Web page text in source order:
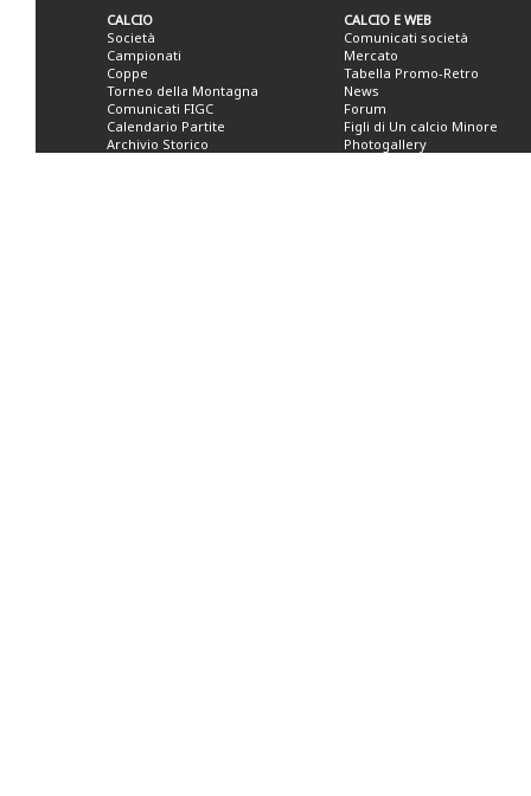
CALCIO
Società
Campionati
Coppe
Torneo della Montagna
Comunicati FIGC
Calendario Partite
Archivio Storico
CALCIO E WEB
Comunicati società
Mercato
Tabella Promo-Retro
News
Forum
Figli di Un calcio Minore
Photogallery